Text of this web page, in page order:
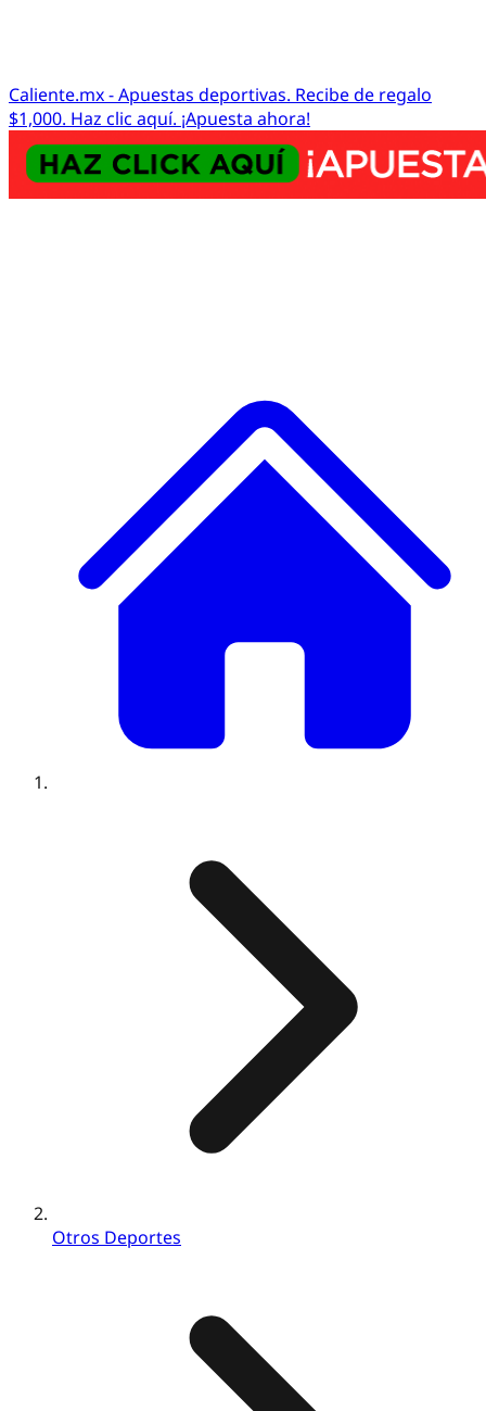
Caliente.mx - Apuestas deportivas. Recibe de regalo
$1,000. Haz clic aquí. ¡Apuesta ahora!
Otros Deportes